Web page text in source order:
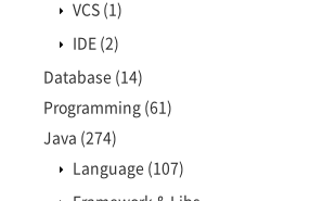
VCS (1)
IDE (2)
Database (14)
Programming (61)
Java (274)
Language (107)